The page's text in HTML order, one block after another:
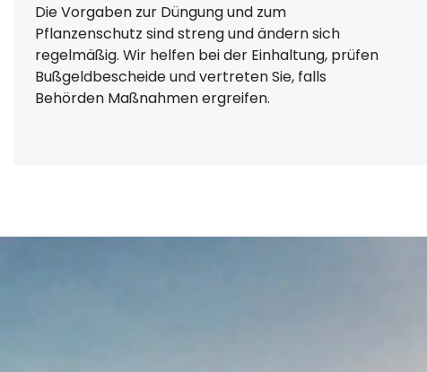
Die Vorgaben zur Düngung und zum
Pflanzenschutz sind streng und ändern sich
regelmäßig. Wir helfen bei der Einhaltung, prüfen
Bußgeldbescheide und vertreten Sie, falls
Behörden Maßnahmen ergreifen.